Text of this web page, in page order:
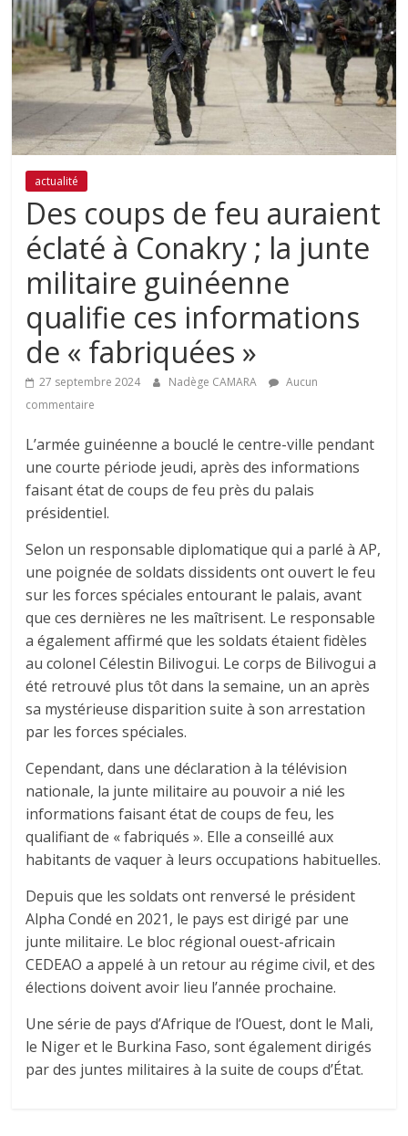
actualité
Des coups de feu auraient
éclaté à Conakry ; la junte
militaire guinéenne
qualifie ces informations
de « fabriquées »
27 septembre 2024 Nadège CAMARA
Aucun
commentaire
L’armée guinéenne a bouclé le centre-ville pendant
une courte période jeudi, après des informations
faisant état de coups de feu près du palais
présidentiel.
Selon un responsable diplomatique qui a parlé à AP,
une poignée de soldats dissidents ont ouvert le feu
sur les forces spéciales entourant le palais, avant
que ces dernières ne les maîtrisent. Le responsable
a également affirmé que les soldats étaient fidèles
au colonel Célestin Bilivogui. Le corps de Bilivogui a
été retrouvé plus tôt dans la semaine, un an après
sa mystérieuse disparition suite à son arrestation
par les forces spéciales.
Cependant, dans une déclaration à la télévision
nationale, la junte militaire au pouvoir a nié les
informations faisant état de coups de feu, les
qualifiant de « fabriqués ». Elle a conseillé aux
habitants de vaquer à leurs occupations habituelles.
Depuis que les soldats ont renversé le président
Alpha Condé en 2021, le pays est dirigé par une
junte militaire. Le bloc régional ouest-africain
CEDEAO a appelé à un retour au régime civil, et des
élections doivent avoir lieu l’année prochaine.
Une série de pays d’Afrique de l’Ouest, dont le Mali,
le Niger et le Burkina Faso, sont également dirigés
par des juntes militaires à la suite de coups d’État.